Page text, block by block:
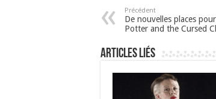
Précédent
De nouvelles places
Potter and the Cursed
Articles liés